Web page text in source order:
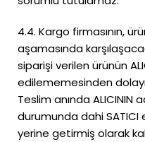
4.4. Kargo firmasının,
aşamasında
siparişi verilen ürünün
edilememesinden
Teslim anında ALICININ
durumunda dahi
yerine getirmiş olarak